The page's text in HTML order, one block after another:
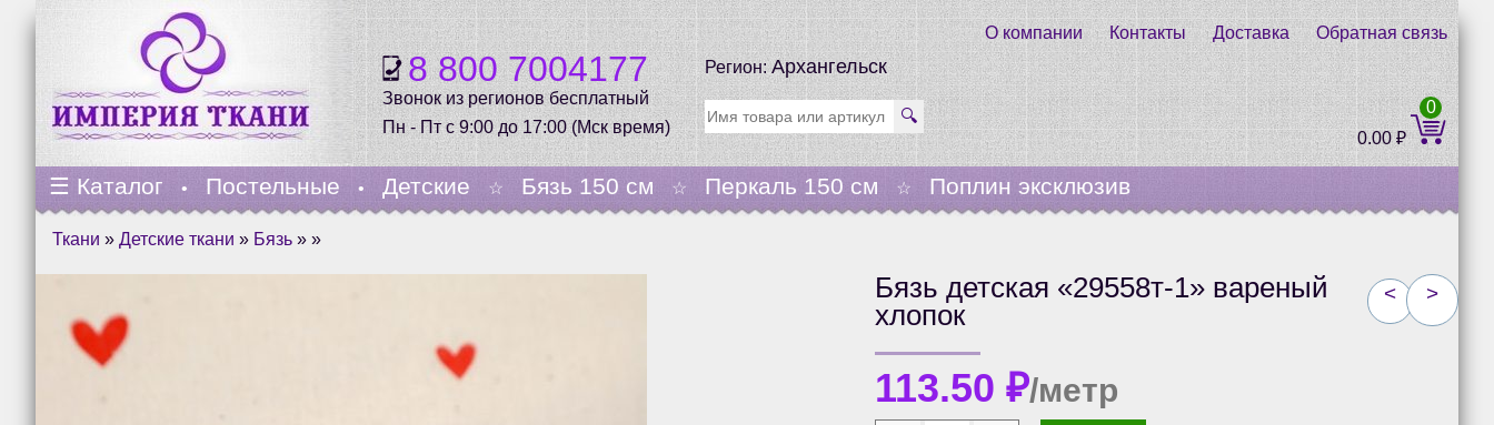
8 800 7004177
Звонок из регионов бесплатный
Пн - Пт с 9:00 до 17:00 (Мск время)
О компании Контакты Доставка
Обратная связь
Регион:Архангельск
🔍
0.00₽
0
☰ Каталог • Постельные • Детские ☆ Бязь 150 см ☆ Перкаль 150 см ☆ Поплин эксклюзив
Ткани » Детские ткани » Бязь » »
< >
Бязь детская «29558т-1» вареный
хлопок
113.50₽/метр